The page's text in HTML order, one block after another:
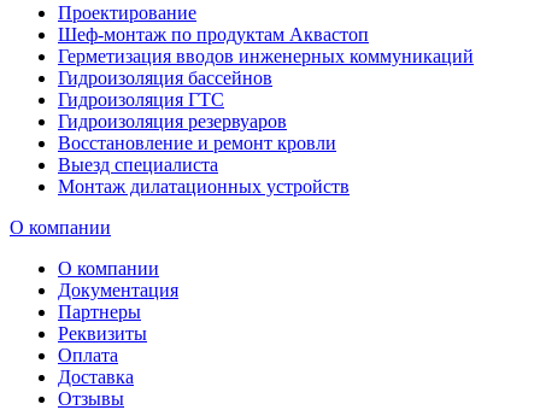
Проектирование
Шеф-монтаж по продуктам Аквастоп
Герметизация вводов инженерных коммуникаций
Гидроизоляция бассейнов
Гидроизоляция ГТС
Гидроизоляция резервуаров
Восстановление и ремонт кровли
Выезд специалиста
Монтаж дилатационных устройств
О компании
О компании
Документация
Партнеры
Реквизиты
Оплата
Доставка
Отзывы